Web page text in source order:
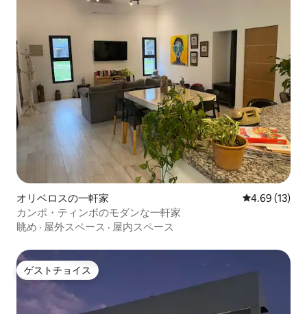
オリベロスの一軒家 レビュー13
4.69 (13)
カンポ・ティンボのモダンな一軒家
眺め · 屋外スペース · 屋内スペース
ゲストチョイス
ゲストチョイス